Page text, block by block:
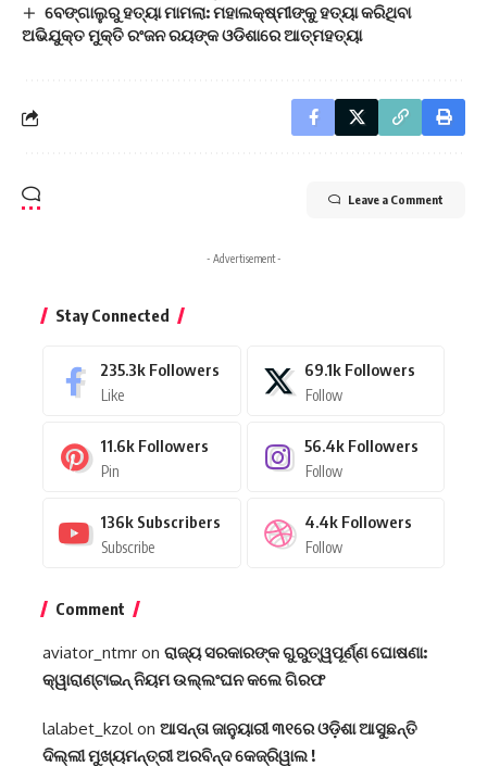
ବେଙ୍ଗାଲୁରୁ ହତ୍ୟା ମାମଲା: ମହାଲକ୍ଷ୍ମୀଙ୍କୁ ହତ୍ୟା କରିଥିବା
ଅଭିଯୁକ୍ତ ମୁକ୍ତି ରଂଜନ ରୟଙ୍କ ଓଡିଶାରେ ଆତ୍ମହତ୍ୟା
Leave a Comment
- Advertisement -
Stay Connected
235.3k Followers
Like
69.1k Followers
Follow
11.6k Followers
Pin
56.4k Followers
Follow
136k Subscribers
Subscribe
4.4k Followers
Follow
Comment
aviator_ntmr on ରାଜ୍ୟ ସରକାରଙ୍କ ଗୁରୁତ୍ୱପୂର୍ଣ୍ଣ ଘୋଷଣା:
କ୍ୱାରାଣ୍ଟାଇନ୍‌ ନିୟମ ଉଲ୍ଲଂଘନ କଲେ ଗିରଫ
lalabet_kzolon ଆସନ୍ତା ଜାନୁୟାରୀ ୩୧ରେ ଓଡ଼ିଶା ଆସୁଛନ୍ତି
ଦିଲ୍ଲୀ ମୁଖ୍ୟମନ୍ତ୍ରୀ ଅରବିନ୍ଦ କେଜ୍ରିୱାଲ !